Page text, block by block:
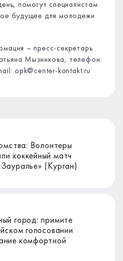
помогут специалистам
будущее для молодежи
– пресс-секретарь
Мызникова, телефон:
opk@center-kontakt.ru
Волонтеры
хоккейный матч
(Курган)
город: примите
голосовании
комфортной